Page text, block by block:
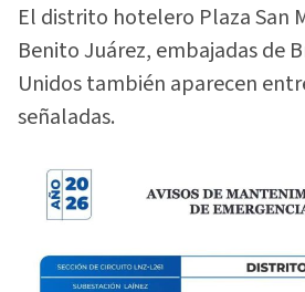
El distrito hotelero Plaza San
Benito Juárez, embajadas de
Unidos también aparecen
señaladas.